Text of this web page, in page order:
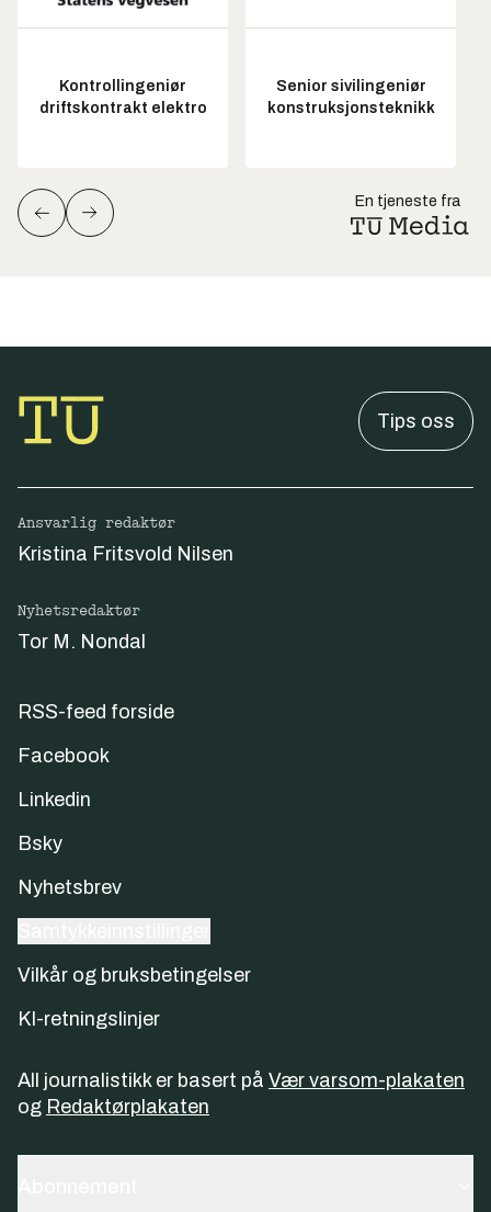
Kontrollingeniør
driftskontrakt elektro
Senior sivilingeniør
konstruksjonsteknikk
En tjeneste fra
Tips oss
Ansvarlig redaktør
Kristina Fritsvold Nilsen
Nyhetsredaktør
Tor M. Nondal
RSS-feed forside
Facebook
Linkedin
Bsky
Nyhetsbrev
Vilkår og bruksbetingelser
KI-retningslinjer
All journalistikk er basert på Vær varsom-plakaten
og Redaktørplakaten